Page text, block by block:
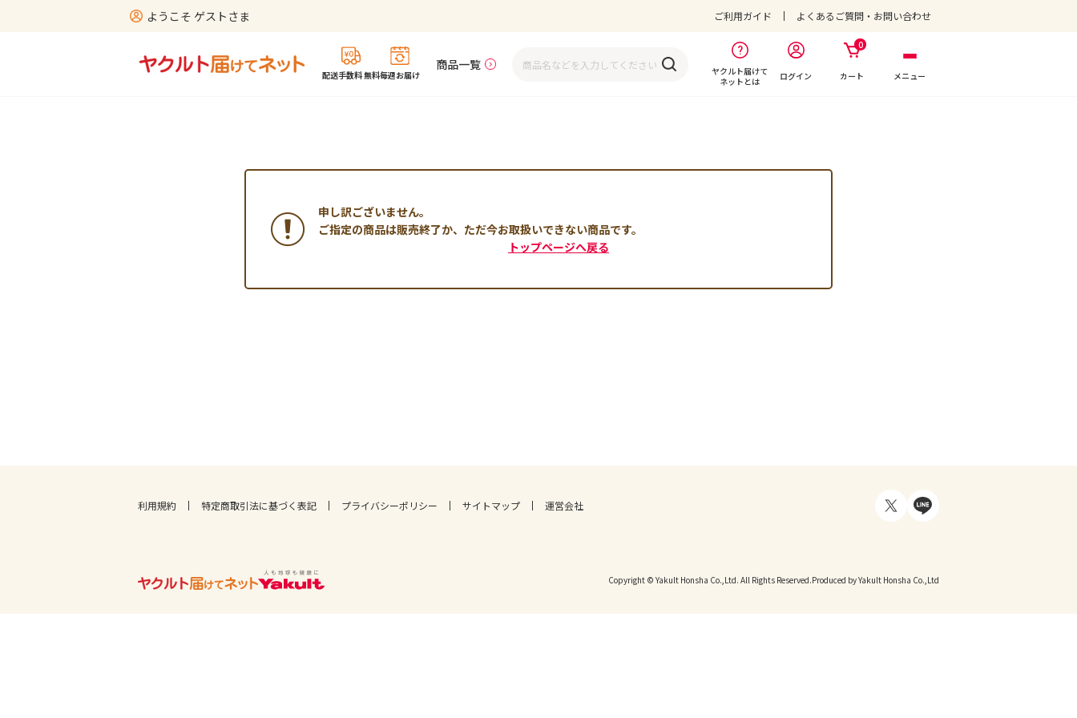
ようこそ ゲストさま ご利用ガイド よくあるご質問・お問い合わせ
配送手数料 無料毎週お届け
商品一覧
ヤクルト届けて
ネットとは
ログイン
0
カート メニュー
申し訳ございません。
ご指定の商品は販売終了か、ただ今お取扱いできない商品です。
トップページへ戻る
利用規約 特定商取引法に基づく表記 プライバシーポリシー サイトマップ 運営会社
Copyright © Yakult Honsha Co.,Ltd. All Rights Reserved.Produced by Yakult Honsha Co.,Ltd